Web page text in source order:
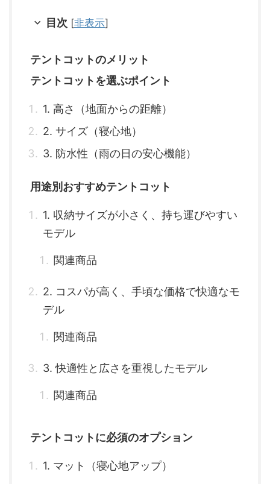
目次 [非表示]
テントコットのメリット
テントコットを選ぶポイント
1. 高さ（地面からの距離）
2. サイズ（寝心地）
3. 防水性（雨の日の安心機能）
用途別おすすめテントコット
1. 収納サイズが小さく、持ち運びやすい
モデル
関連商品
2. コスパが高く、手頃な価格で快適なモ
デル
関連商品
3. 快適性と広さを重視したモデル
関連商品
テントコットに必須のオプション
1. マット（寝心地アップ）